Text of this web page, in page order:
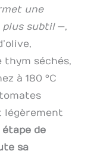
une
plus subtil—,
thym séchés,
à 180 °C
légèrement
étape de
sa